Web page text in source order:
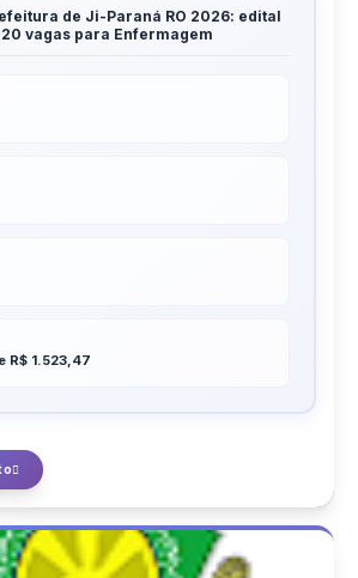
de Ji-Paraná RO 2026: edital
vagas para Enfermagem
R$ 1.523,47